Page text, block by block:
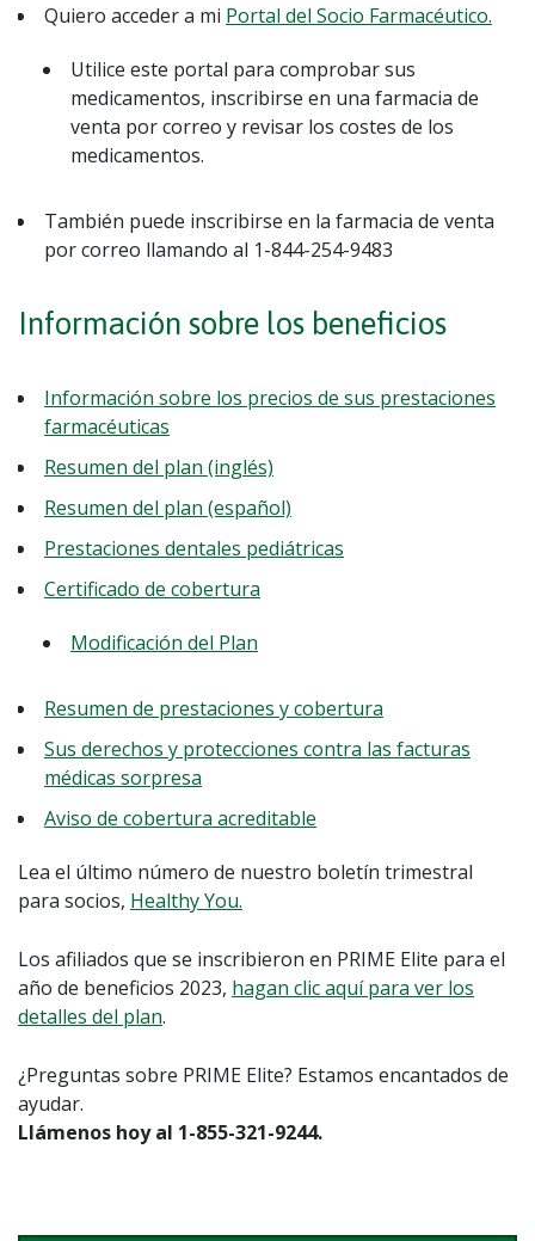
Quiero acceder a mi Portal del Socio Farmacéutico.
Utilice este portal para comprobar sus
medicamentos, inscribirse en una farmacia de
venta por correo y revisar los costes de los
medicamentos.
También puede inscribirse en la farmacia de venta
por correo llamando al 1-844-254-9483
Información sobre los beneficios
Información sobre los precios de sus prestaciones
farmacéuticas
Resumen del plan (inglés)
Resumen del plan (español)
Prestaciones dentales pediátricas
Certificado de cobertura
Modificación del Plan
Resumen de prestaciones y cobertura
Sus derechos y protecciones contra las facturas
médicas sorpresa
Aviso de cobertura acreditable
Lea el último número de nuestro boletín trimestral
para socios, Healthy You.
Los afiliados que se inscribieron en PRIME Elite para el
año de beneficios 2023, hagan clic aquí para ver los
detalles del plan.
¿Preguntas sobre PRIME Elite? Estamos encantados de
ayudar.
Llámenos hoy al 1-855-321-9244.